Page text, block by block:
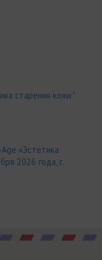
старения кожи."
«Эстетика
2026 года, г.